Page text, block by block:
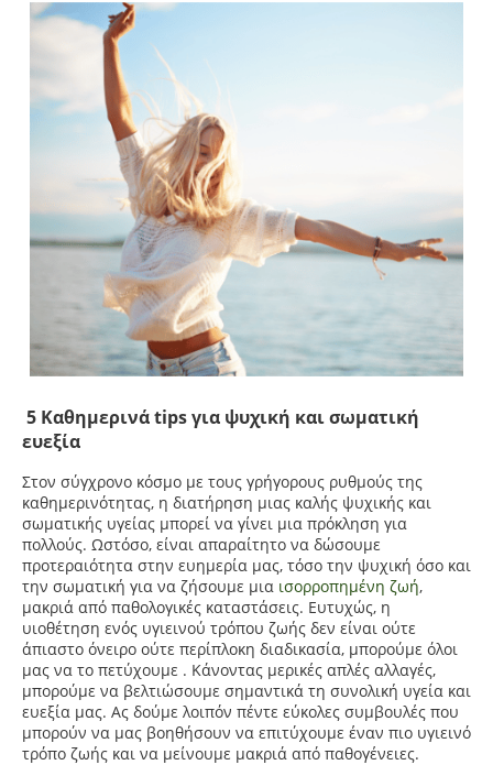
5 Καθημερινά tips για ψυχική και σωματική
ευεξία
Στον σύγχρονο κόσμο με τους γρήγορους ρυθμούς της
καθημερινότητας, η διατήρηση μιας καλής ψυχικής και
σωματικής υγείας μπορεί να γίνει μια πρόκληση για
πολλούς. Ωστόσο, είναι απαραίτητο να δώσουμε
προτεραιότητα στην ευημερία μας, τόσο την ψυχική όσο και
την σωματική για να ζήσουμε μια ισορροπημένη ζωή,
μακριά από παθολογικές καταστάσεις. Ευτυχώς, η
υιοθέτηση ενός υγιεινού τρόπου ζωής δεν είναι ούτε
άπιαστο όνειρο ούτε περίπλοκη διαδικασία, μπορούμε όλοι
μας να το πετύχουμε . Κάνοντας μερικές απλές αλλαγές,
μπορούμε να βελτιώσουμε σημαντικά τη συνολική υγεία και
ευεξία μας. Ας δούμε λοιπόν πέντε εύκολες συμβουλές που
μπορούν να μας βοηθήσουν να επιτύχουμε έναν πιο υγιεινό
τρόπο ζωής και να μείνουμε μακριά από παθογένειες.